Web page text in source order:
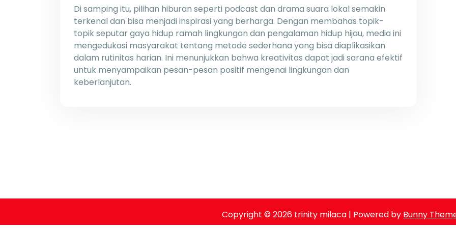
Di samping itu, pilihan hiburan seperti podcast dan drama suara lokal semakin
terkenal dan bisa menjadi inspirasi yang berharga. Dengan membahas topik-
topik seputar gaya hidup ramah lingkungan dan pengalaman hidup hijau, media ini
mengedukasi masyarakat tentang metode sederhana yang bisa diaplikasikan
dalam rutinitas harian. Ini menunjukkan bahwa kreativitas dapat jadi sarana efektif
untuk menyampaikan pesan-pesan positif mengenai lingkungan dan
keberlanjutan.
Copyright © 2026 trinity milaca | Powered by Bunny